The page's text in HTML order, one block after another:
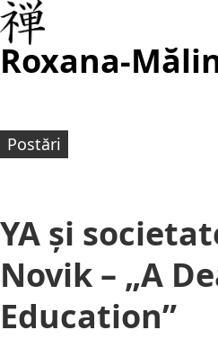
Roxana-
Postări
YA și
Novik – „A
Education”